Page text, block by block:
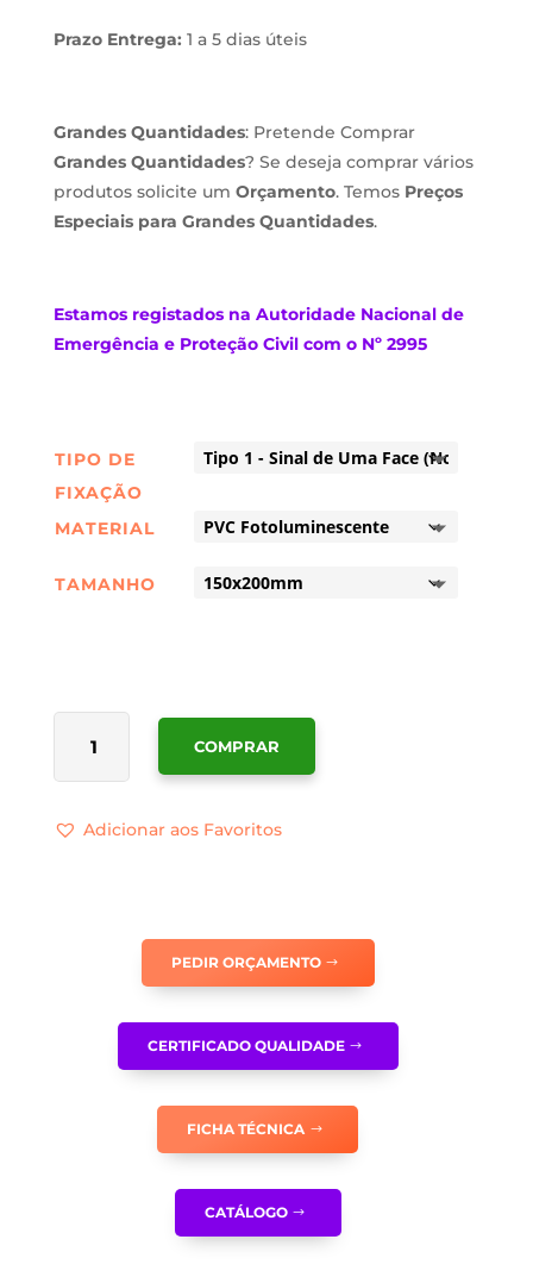
Prazo Entrega: 1 a 5 dias úteis
Grandes Quantidades: Pretende Comprar
Grandes Quantidades? Se deseja comprar vários
produtos solicite um Orçamento. Temos Preços
Especiais para Grandes Quantidades.
Estamosregistados na Autoridade Nacional de
Emergência e Proteção Civil com o Nº 2995
TIPO DE
FIXAÇÃO
MATERIAL
TAMANHO
QUANTIDADE
SINALÉTICA
IMPRÓPRIA
COMPRAR
Adicionar aos Favoritos
PEDIR ORÇAMENTO
CERTIFICADO QUALIDADE
FICHA TÉCNICA
CATÁLOGO